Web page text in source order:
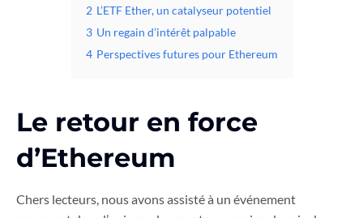
2 L’ETF Ether, un catalyseur potentiel
3 Un regain d’intérêt palpable
4 Perspectives futures pour Ethereum
Le retour en force
d’Ethereum
Chers lecteurs, nous avons assisté à un événement